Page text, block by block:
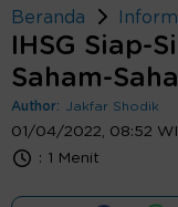
Beranda
IHSG Siap-
Saham-
Author: Jakfar Shodik
01/04/2022, 08:52
: 1 Menit